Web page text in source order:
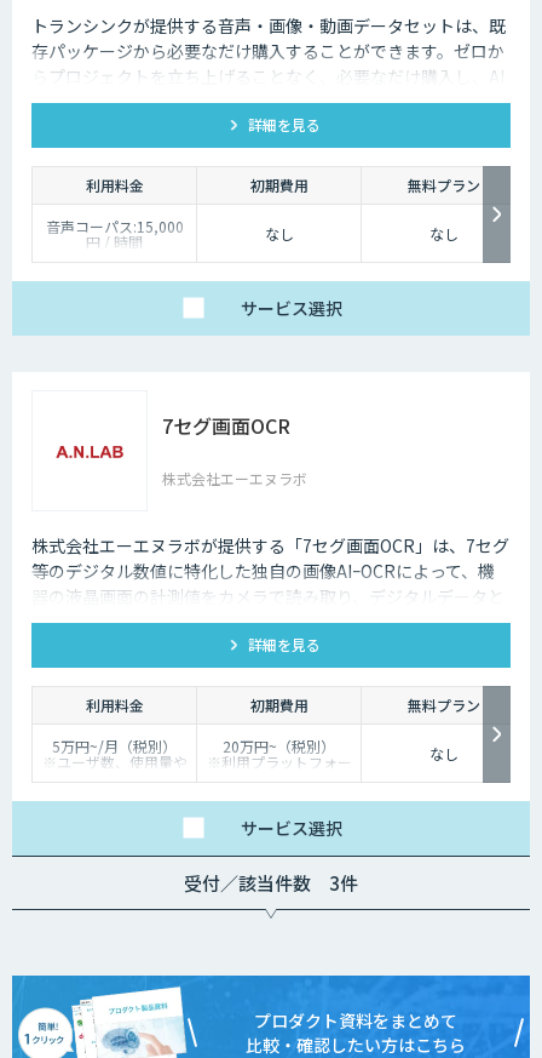
トランシンクが提供する音声・画像・動画データセットは、既
存パッケージから必要なだけ購入することができます。ゼロか
らプロジェクトを立ち上げることなく、必要なだけ購入し、AI
モデルの開発ができます。
詳細を見る
利用料金 初期費用
無料プラン
音声コーパス:15,000
円 / 時間
人物写真画像収集:300
なし なし
サービス選択
7セグ画面OCR
株式会社エーエヌラボ
株式会社エーエヌラボが提供する「7セグ画面OCR」は、7セグ
等のデジタル数値に特化した独自の画像AIｰOCRによって、機
器の液晶画面の計測値をカメラで読み取り、デジタルデータと
して記録するサービスです
詳細を見る
利用料金 初期費用
無料プラン
5万円~/月（税別）
※ユーザ数、使用量や
カスタマイズ要望に応
20万円~（税別）
※利用プラットフォー
ムや必要なチューニン
なし
サービス選択
受付／該当件数 3件
プロダクト資料をまとめて
比較・確認したい方はこちら